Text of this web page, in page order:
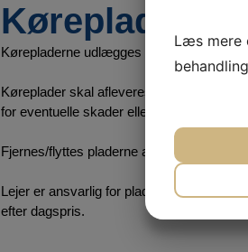
Køreplader
Kørepladerne udlægges efter lejerens
Køreplader skal afleveres i samme
for eventuelle skader eller opretning af
Fjernes/flyttes pladerne af lejer fra det
Lejer er ansvarlig for pladerne og betaler
efter dagspris.
Læs mere